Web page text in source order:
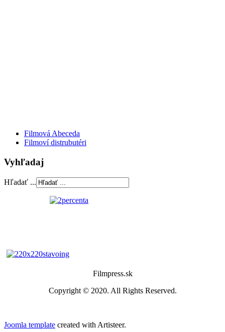
Filmová Abeceda
Filmoví distrubutéri
Vyhľadaj
Hľadať ...
Filmpress.sk
Copyright © 2020. All Rights Reserved.
Joomla template created with Artisteer.